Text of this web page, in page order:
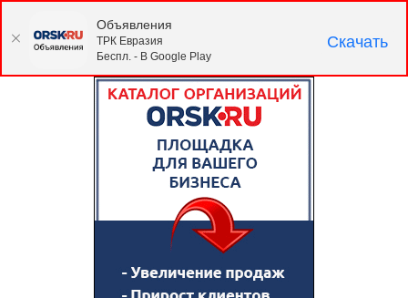
Объявления
ТРК Евразия
Беспл. - В Google Play
Скачать